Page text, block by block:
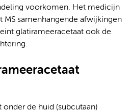
voorkomen. Het medicijn
MS samenhangende afwijkingen
glatirameeracetaat ook de
de huid (subcutaan)